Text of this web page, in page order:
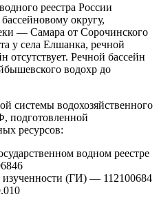
реестра России
округу,
— Самара от Сорочинского
у села Елшанка, речной
Речной бассейн
водохр до
системы водохозяйственного
подготовленной
ресурсов:
водном реестре
изученности (ГИ) — 112100684